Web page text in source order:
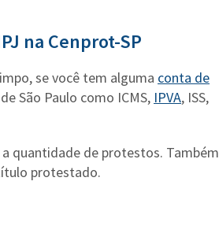
na Cenprot-SP
se você tem alguma conta de
São Paulo como ICMS, IPVA, ISS,
quantidade de protestos. Também
protestado.